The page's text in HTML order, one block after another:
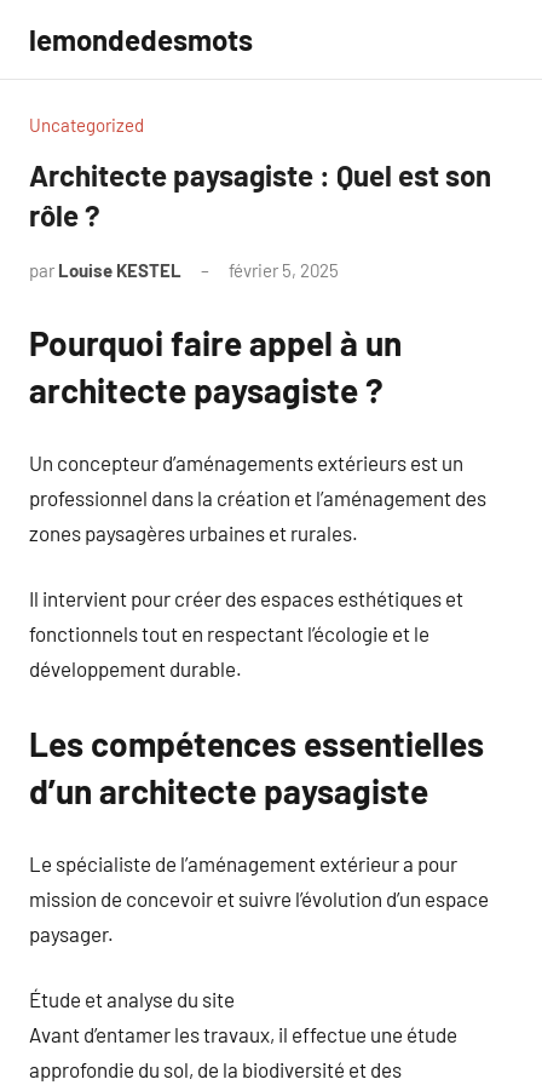
contenu
lemondedesmots
Uncategorized
Architecte paysagiste : Quel est son
rôle ?
par Louise KESTEL février 5, 2025
Pourquoi faire appel à un
architecte paysagiste ?
Un concepteur d’aménagements extérieurs est un
professionnel dans la création et l’aménagement des
zones paysagères urbaines et rurales.
Il intervient pour créer des espaces esthétiques et
fonctionnels tout en respectant l’écologie et le
développement durable.
Les compétences essentielles
d’un architecte paysagiste
Le spécialiste de l’aménagement extérieur a pour
mission de concevoir et suivre l’évolution d’un espace
paysager.
Étude et analyse du site
Avant d’entamer les travaux, il effectue une étude
approfondie du sol, de la biodiversité et des